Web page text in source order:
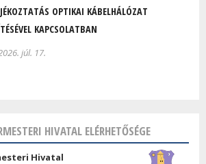
OPTIKAI KÁBELHÁLÓZAT
KAPCSOLATBAN
júl. 17.
HIVATAL ELÉRHETŐSÉGE
Hivatal